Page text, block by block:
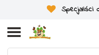
Specjaliści